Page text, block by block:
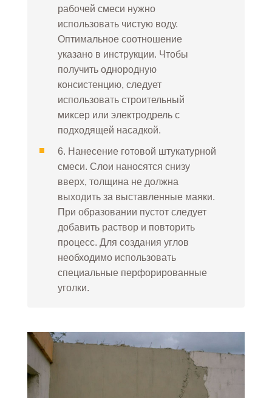
рабочей смеси нужно
использовать чистую воду.
Оптимальное соотношение
указано в инструкции. Чтобы
получить однородную
консистенцию, следует
использовать строительный
миксер или электродрель с
подходящей насадкой.
6. Нанесение готовой штукатурной
смеси. Слои наносятся снизу
вверх, толщина не должна
выходить за выставленные маяки.
При образовании пустот следует
добавить раствор и повторить
процесс. Для создания углов
необходимо использовать
специальные перфорированные
уголки.